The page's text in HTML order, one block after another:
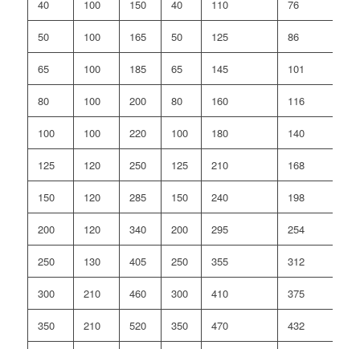
40 100 150 40 110 76
50 100 165 50 125 86
65 100 185 65 145 101
80 100 200 80 160 116
100 100 220 100 180 140
125 120 250 125 210 168
150 120 285 150 240 198
200 120 340 200 295 254
250 130 405 250 355 312
300 210 460 300 410 375
350 210 520 350 470 432